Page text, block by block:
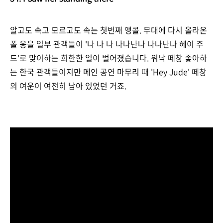
알고도 속고 모르고도 속는 첫번째 앵콜. 무대에 다시 올라온
폴 옹을 일부 관객들이 '나 나 나 나나난나 나나난나 헤이 주
드'로 맞이하는 희한한 일이 벌어졌습니다. 워낙 떼창 좋아하
는 한국 관객들이지만 메인 공연 마무리 때 'Hey Jude' 떼창
의 여운이 여전히 남아 있었던 거죠.